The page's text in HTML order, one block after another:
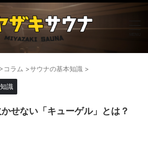
>コラム >サウナの基本知識 >
識
せない「キューゲル」とは？